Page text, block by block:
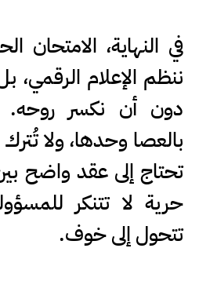
في النهاية، الامتحان
ننظم الإعلام
دون أن نكسر روحه.
بالعصا وحدها، ولا
تحتاج إلى عقد واضح
حرية لا تتنكر
تتحول إلى خوف.